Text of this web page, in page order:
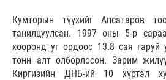
Кумторын түүхийг Апсатаров
танилцуулсан. 1997 оны 5-р
хооронд уг ордоос 13.8 сая
тонн алт олборлосон. Зарим
Киргизийн ДНБ-ий 10 хүртэл